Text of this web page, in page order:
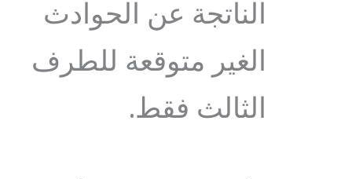
الناتجة عن الحوادث
الغير متوقعة للطرف
الثالث فقط.